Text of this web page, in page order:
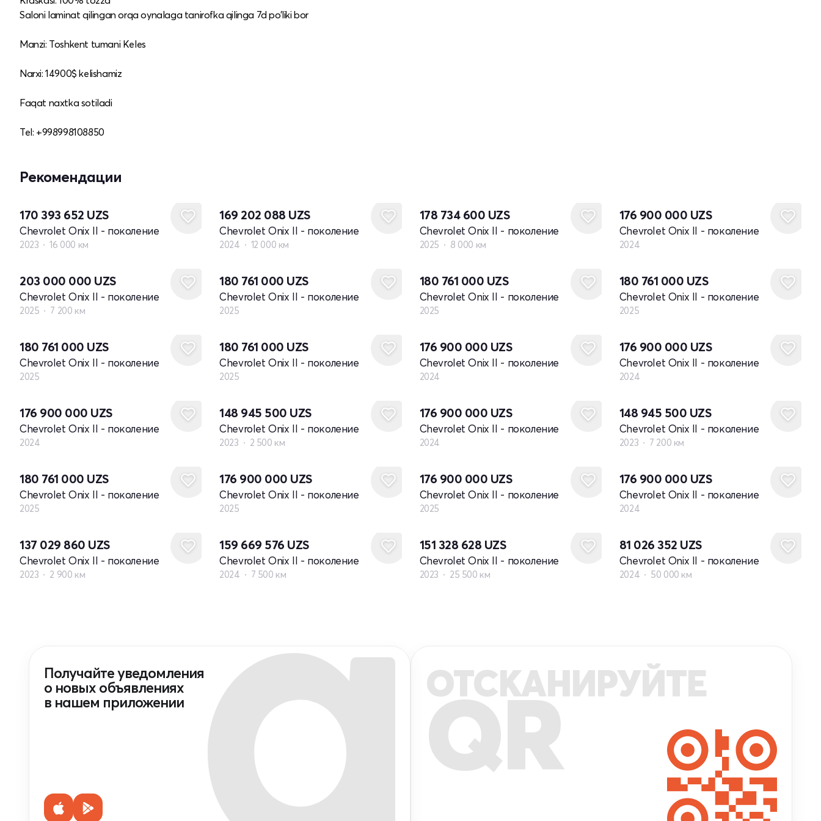
Saloni laminat qilingan orqa oynalaga tanirofka qilinga 7d po’liki bor
Manzi: Toshkent tumani Keles
Narxi: 14900$ kelishamiz
Faqat naxtka sotiladi
Tel: +998998108850
Рекомендации
170 393 652 UZS
Chevrolet Onix II - поколение
2023 16 000 км
169 202 088 UZS
Chevrolet Onix II - поколение
2024 12 000 км
178 734 600 UZS
Chevrolet Onix II - поколение
2025 8 000 км
176 900 000 UZS
Chevrolet Onix II - поколение
2024
203 000 000 UZS
Chevrolet Onix II - поколение
2025 7 200 км
180 761 000 UZS
Chevrolet Onix II - поколение
2025
180 761 000 UZS
Chevrolet Onix II - поколение
2025
180 761 000 UZS
Chevrolet Onix II - поколение
2025
180 761 000 UZS
Chevrolet Onix II - поколение
2025
180 761 000 UZS
Chevrolet Onix II - поколение
2025
176 900 000 UZS
Chevrolet Onix II - поколение
2024
176 900 000 UZS
Chevrolet Onix II - поколение
2024
176 900 000 UZS
Chevrolet Onix II - поколение
2024
148 945 500 UZS
Chevrolet Onix II - поколение
2023 2 500 км
176 900 000 UZS
Chevrolet Onix II - поколение
2024
148 945 500 UZS
Chevrolet Onix II - поколение
2023 7 200 км
180 761 000 UZS
Chevrolet Onix II - поколение
2025
176 900 000 UZS
Chevrolet Onix II - поколение
2025
176 900 000 UZS
Chevrolet Onix II - поколение
2025
176 900 000 UZS
Chevrolet Onix II - поколение
2024
137 029 860 UZS
Chevrolet Onix II - поколение
2023 2 900 км
159 669 576 UZS
Chevrolet Onix II - поколение
2024 7 500 км
151 328 628 UZS
Chevrolet Onix II - поколение
2023 25 500 км
81 026 352 UZS
Chevrolet Onix II - поколение
2024 50 000 км
Получайте уведомления
о новых объявлениях
в нашем приложении
ОТСКАНИРУЙТЕ
QR